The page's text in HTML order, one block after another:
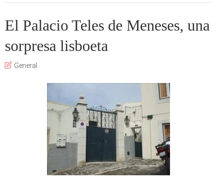
El Palacio Teles de Meneses, una
sorpresa lisboeta
General